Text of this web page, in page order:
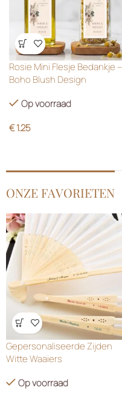
Wensenlijst
Rosie Mini Flesje Bedankje –
Boho Blush Design
Op voorraad
€1.25
ONZE FAVORIETEN
Wensenlijst
Gepersonaliseerde Zijden
Witte Waaiers
Op voorraad